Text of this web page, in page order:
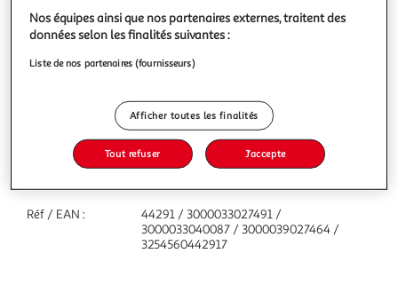
Afficher le prix
Caractéristiques
Réf / EAN :
44291 / 3000033027491 /
3000033040087 / 3000039027464 /
3254560442917
Nos équipes ainsi que nos partenaires externes, traitent des
données selon les finalités suivantes :
Liste de nos partenaires (fournisseurs)
Afficher toutes les finalités
Tout refuser J'accepte